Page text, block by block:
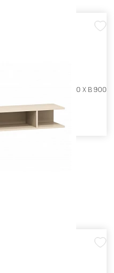
Ш 902 X Г 300 X В 900